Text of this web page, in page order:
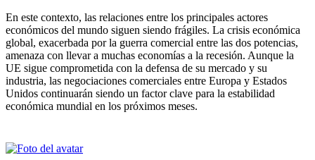
En este contexto, las relaciones entre los principales actores
económicos del mundo siguen siendo frágiles. La crisis económica
global, exacerbada por la guerra comercial entre las dos potencias,
amenaza con llevar a muchas economías a la recesión. Aunque la
UE sigue comprometida con la defensa de su mercado y su
industria, las negociaciones comerciales entre Europa y Estados
Unidos continuarán siendo un factor clave para la estabilidad
económica mundial en los próximos meses.